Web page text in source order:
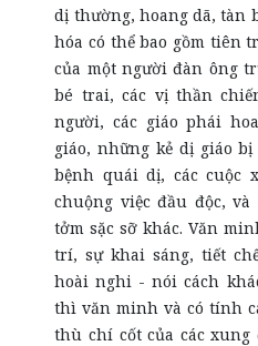
dị thường, hoang dã, tàn
hóa có thể bao gồm tiên
của một người đàn ông
bé trai, các vị thần
người, các giáo phái
giáo, những kẻ dị giáo
bệnh quái dị, các cuộc
chuộng việc đầu độc,
tởm sặc sỡ khác. Văn
trí, sự khai sáng, tiết
hoài nghi - nói cách
thì văn minh và có tính
thù chí cốt của các xung